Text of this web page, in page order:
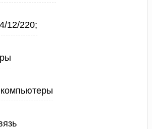
12/220;